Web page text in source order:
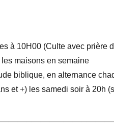
à 10H00 (Culte avec prière
maisons en semaine
biblique, en alternance
et +) les samedi soir à 20h